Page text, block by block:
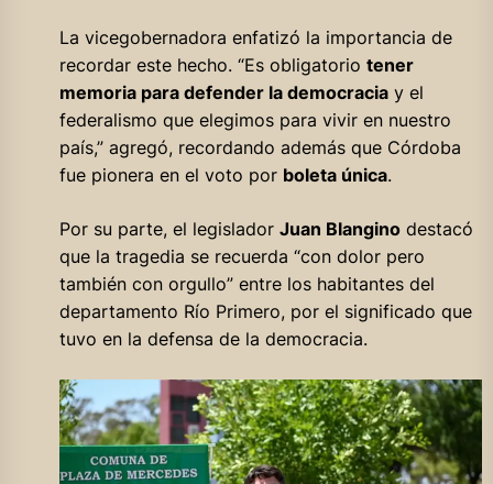
La vicegobernadora enfatizó la importancia de
recordar este hecho. “Es obligatorio tener
memoria para defender la democraciay el
federalismo que elegimos para vivir en nuestro
país,” agregó, recordando además que Córdoba
fue pionera en el voto por boleta única.
Por su parte, el legislador Juan Blanginodestacó
que la tragedia se recuerda “con dolor pero
también con orgullo” entre los habitantes del
departamento Río Primero, por el significado que
tuvo en la defensa de la democracia.